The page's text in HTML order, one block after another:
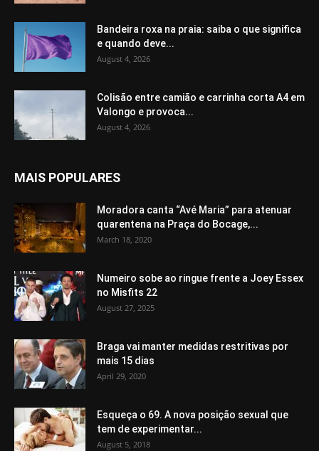
Bandeira roxa na praia: saiba o que significa
e quando deve...
August 4, 2026
Colisão entre camião e carrinha corta A4 em
Valongo e provoca...
August 4, 2026
MAIS POPULARES
Moradora canta “Avé Maria” para atenuar
quarentena na Praça do Bocage,...
March 18, 2020
Numeiro sobe ao ringue frente a Joey Essex
no Misfits 22
August 27, 2025
Braga vai manter medidas restritivas por
mais 15 dias
April 29, 2020
Esqueça o 69. A nova posição sexual que
tem de experimentar...
August 5, 2018